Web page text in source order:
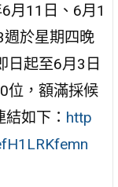
月11日、6月1
於星期四晚
日起至6月3日
位，額滿採候
如下： http